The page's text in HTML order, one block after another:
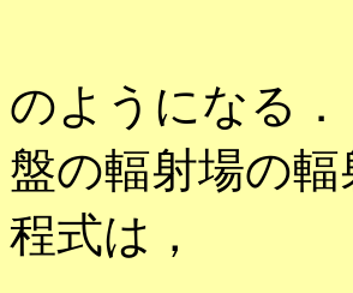
のようになる
盤の輻射場の
程式は，